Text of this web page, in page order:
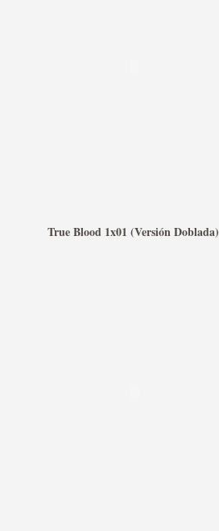
True Blood 1x01 (Versión Doblada)